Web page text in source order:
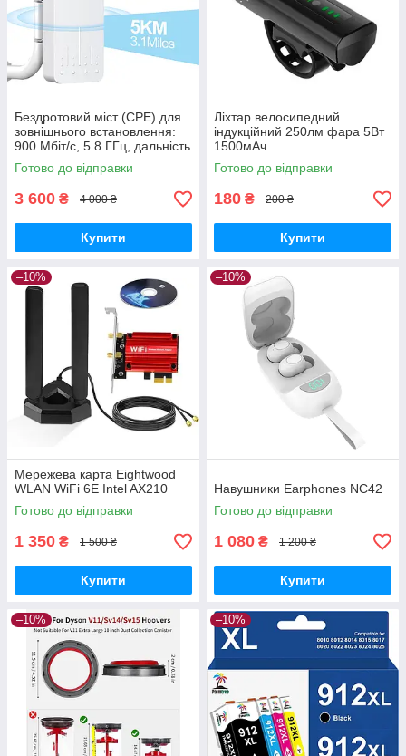
Бездротовий міст (CPE) для
зовнішнього встановлення:
900 Мбіт/с, 5.8 ГГц, дальність
до 5 км. Точка доступу Wi-Fi,
бездротовий
Готово до відправки
3 600 ₴ 4 000 ₴
Купити
Ліхтар велосипедний
індукційний 250лм фара 5Вт
1500мАч
Готово до відправки
180 ₴ 200 ₴
Купити
–10%
Мережева карта Eightwood
WLAN WiFi 6E Intel AX210
Готово до відправки
1 350 ₴ 1 500 ₴
Купити
–10%
Навушники Earphones NC42
Готово до відправки
1 080 ₴ 1 200 ₴
Купити
–10% –10%